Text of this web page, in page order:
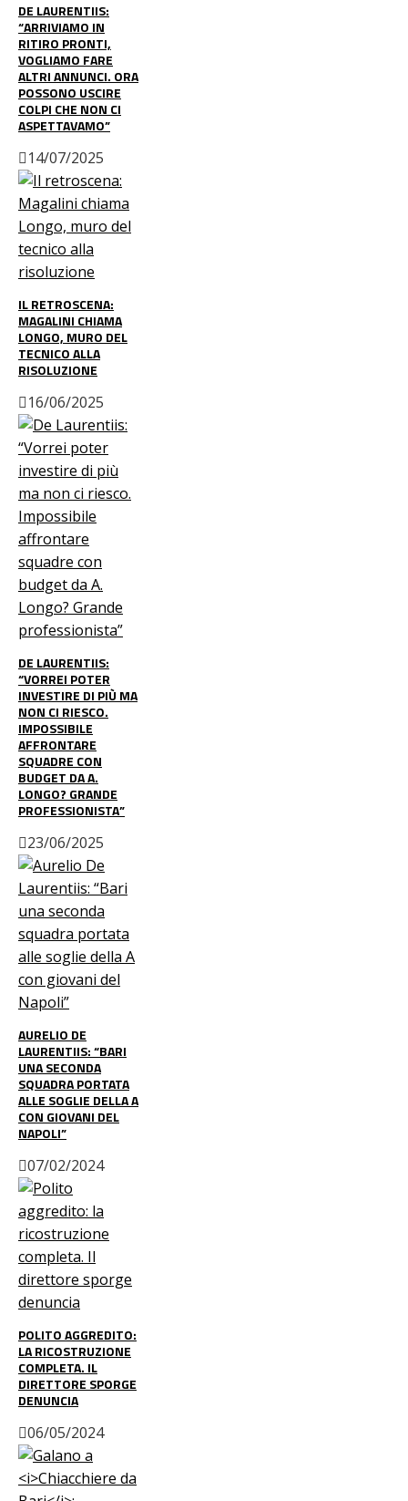
DE LAURENTIIS:
“ARRIVIAMO IN
RITIRO PRONTI,
VOGLIAMO FARE
ALTRI ANNUNCI. ORA
POSSONO USCIRE
COLPI CHE NON CI
ASPETTAVAMO”
14/07/2025
IL RETROSCENA:
MAGALINI CHIAMA
LONGO, MURO DEL
TECNICO ALLA
RISOLUZIONE
16/06/2025
DE LAURENTIIS:
“VORREI POTER
INVESTIRE DI PIÙ MA
NON CI RIESCO.
IMPOSSIBILE
AFFRONTARE
SQUADRE CON
BUDGET DA A.
LONGO? GRANDE
PROFESSIONISTA”
23/06/2025
AURELIO DE
LAURENTIIS: “BARI
UNA SECONDA
SQUADRA PORTATA
ALLE SOGLIE DELLA A
CON GIOVANI DEL
NAPOLI”
07/02/2024
POLITO AGGREDITO:
LA RICOSTRUZIONE
COMPLETA. IL
DIRETTORE SPORGE
DENUNCIA
06/05/2024